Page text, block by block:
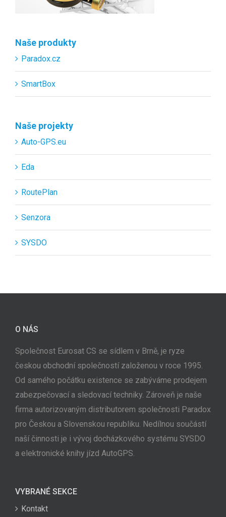
Naše produkty
Paradox.cz
SmartBox
Naše projekty
Auto-GPS.eu
Eda
RoutePlan
Senzora
SYSDO
O NÁS
Společnost Eurosat CS se sídlem v Brně, je ryze
českou obchodní společností založenou v roce 1995.
Od samého počátku existence se zabýváme prodejem
zabezpečovací a sledovací techniky. Zároveň je naše
firma autorizovaným distributorem společnosti Paradox
pro Českou a Slovenskou republiku. Nedílnou součástí
naší činnosti je i vývoj docházkového systému SYSDO
a elektronické knihy jízd AutoGPS.
VYBRANÉ SEKCE
Kontakt